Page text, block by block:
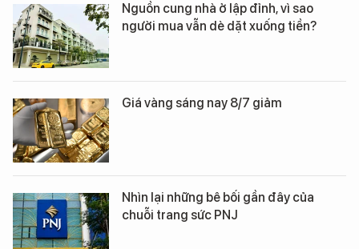
Nguồn cung nhà ở lập đỉnh, vì sao
người mua vẫn dè dặt xuống tiền?
Giá vàng sáng nay 8/7 giảm
Nhìn lại những bê bối gần đây của
chuỗi trang sức PNJ